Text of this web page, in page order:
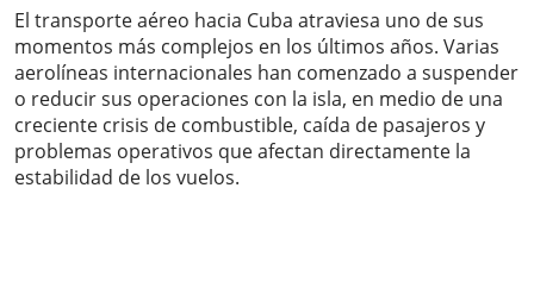
El transporte aéreo hacia Cuba atraviesa uno de sus
momentos más complejos en los últimos años. Varias
aerolíneas internacionales han comenzado a suspender
o reducir sus operaciones con la isla, en medio de una
creciente crisis de combustible, caída de pasajeros y
problemas operativos que afectan directamente la
estabilidad de los vuelos.